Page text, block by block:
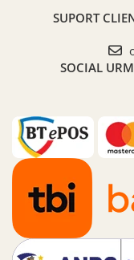
SUPORT
SOCIAL